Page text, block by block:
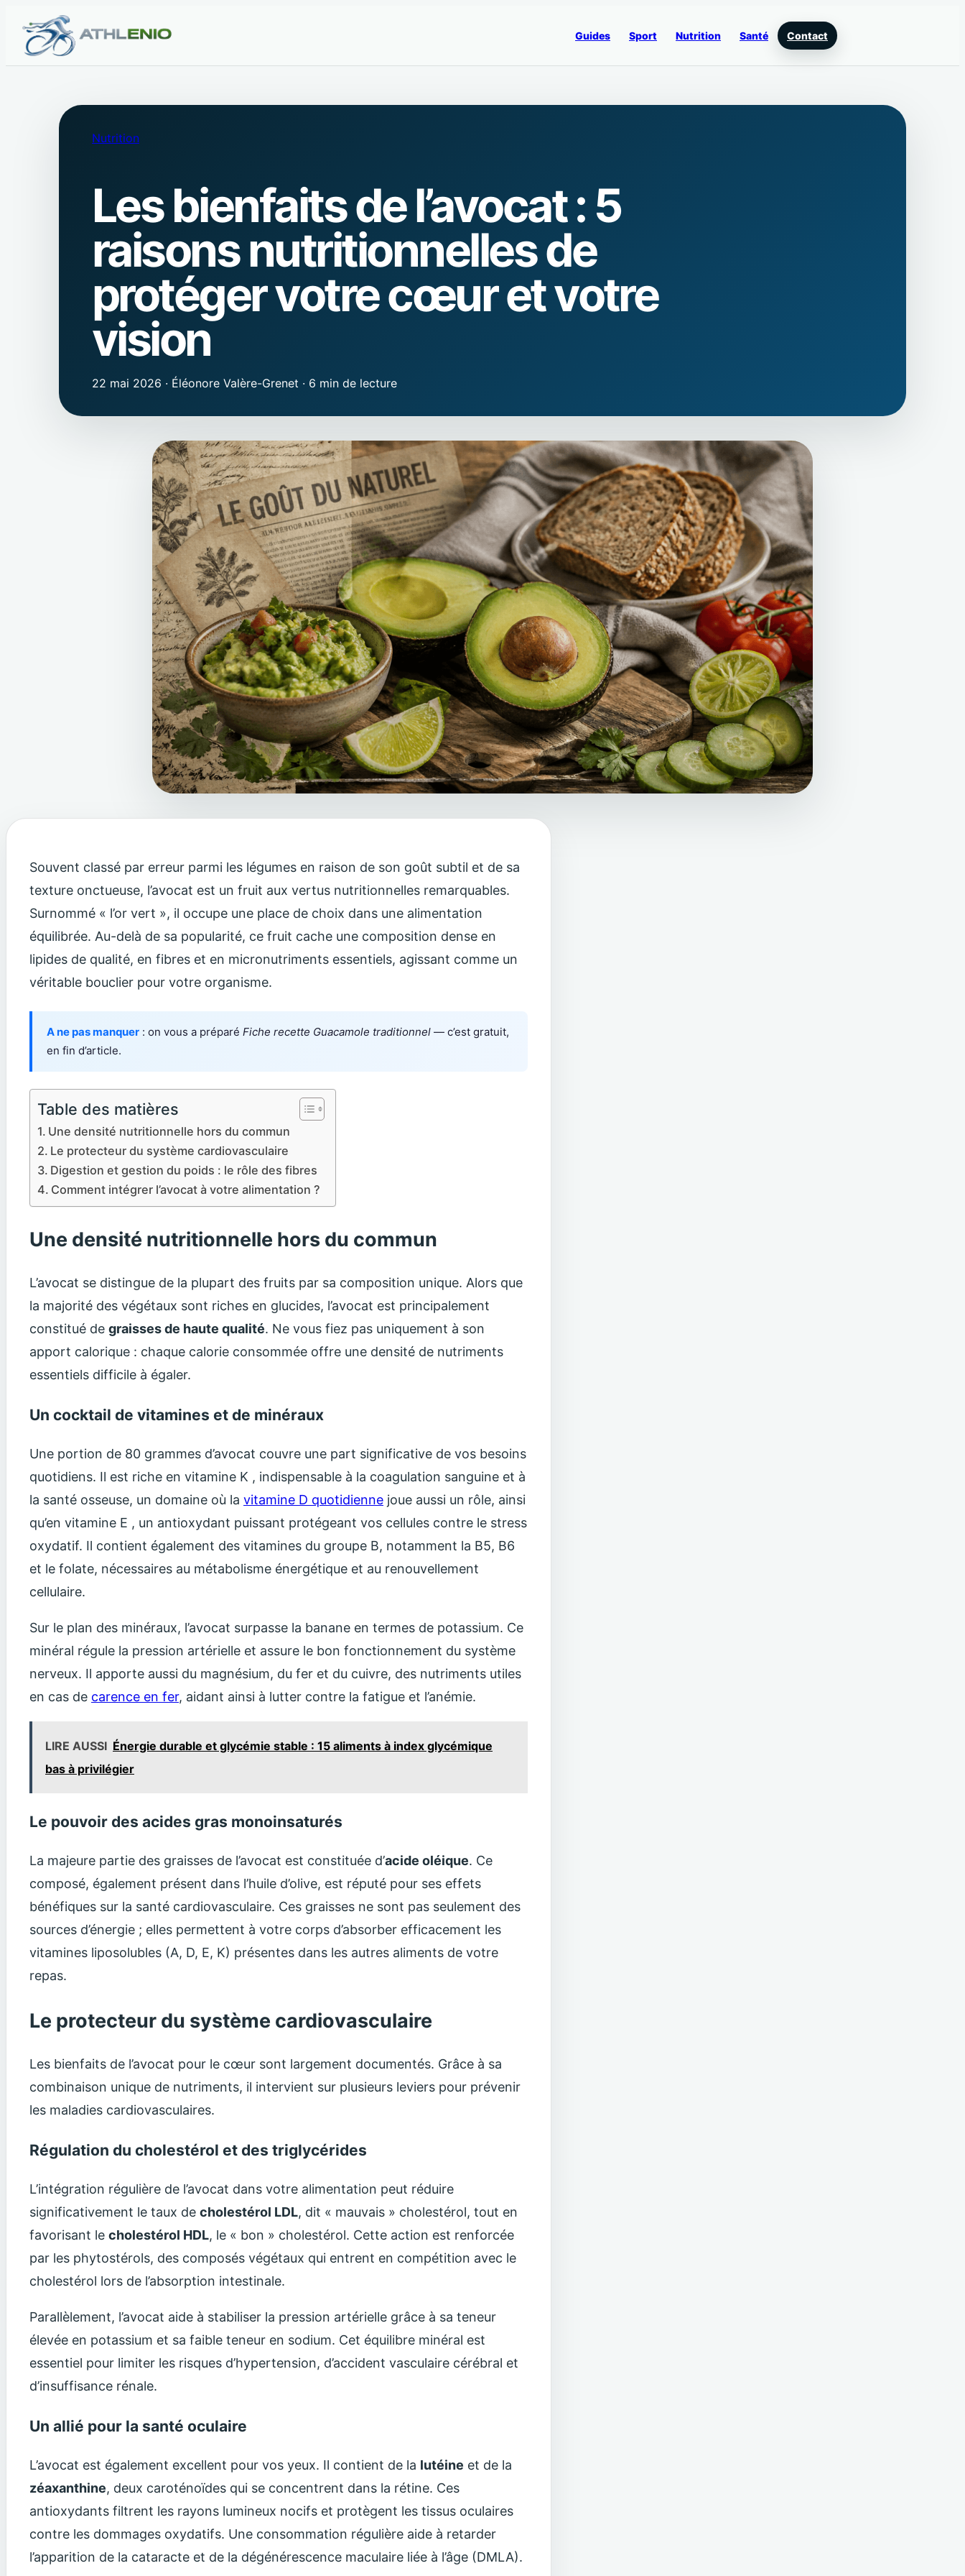
Guides Sport Nutrition Santé Contact
Nutrition
Les bienfaits de l’avocat : 5
raisons nutritionnelles de
protéger votre cœur et votre
vision
22 mai 2026 · Éléonore Valère-Grenet · 6 min de lecture
Souvent classé par erreur parmi les légumes en raison de son goût subtil et de sa
texture onctueuse, l’avocat est un fruit aux vertus nutritionnelles remarquables.
Surnommé « l’or vert », il occupe une place de choix dans une alimentation
équilibrée. Au-delà de sa popularité, ce fruit cache une composition dense en
lipides de qualité, en fibres et en micronutriments essentiels, agissant comme un
véritable bouclier pour votre organisme.
A ne pas manquer : on vous a préparé Fiche recette Guacamole traditionnel — c’est gratuit,
en fin d’article.
Table des matières
Une densité nutritionnelle hors du commun
Le protecteur du système cardiovasculaire
Digestion et gestion du poids : le rôle des fibres
Comment intégrer l’avocat à votre alimentation ?
Une densité nutritionnelle hors du commun
L’avocat se distingue de la plupart des fruits par sa composition unique. Alors que
la majorité des végétaux sont riches en glucides, l’avocat est principalement
constitué de graisses de haute qualité. Ne vous fiez pas uniquement à son
apport calorique : chaque calorie consommée offre une densité de nutriments
essentiels difficile à égaler.
Un cocktail de vitamines et de minéraux
Une portion de 80 grammes d’avocat couvre une part significative de vos besoins
quotidiens. Il est riche en vitamine K , indispensable à la coagulation sanguine et à
la santé osseuse, un domaine où la vitamine D quotidienne joue aussi un rôle, ainsi
qu’en vitamine E , un antioxydant puissant protégeant vos cellules contre le stress
oxydatif. Il contient également des vitamines du groupe B, notamment la B5, B6
et le folate, nécessaires au métabolisme énergétique et au renouvellement
cellulaire.
Sur le plan des minéraux, l’avocat surpasse la banane en termes de potassium. Ce
minéral régule la pression artérielle et assure le bon fonctionnement du système
nerveux. Il apporte aussi du magnésium, du fer et du cuivre, des nutriments utiles
en cas de carence en fer, aidant ainsi à lutter contre la fatigue et l’anémie.
LIRE AUSSI Énergie durable et glycémie stable : 15 aliments à index glycémique
bas à privilégier
Le pouvoir des acides gras monoinsaturés
La majeure partie des graisses de l’avocat est constituée d’acide oléique. Ce
composé, également présent dans l’huile d’olive, est réputé pour ses effets
bénéfiques sur la santé cardiovasculaire. Ces graisses ne sont pas seulement des
sources d’énergie ; elles permettent à votre corps d’absorber efficacement les
vitamines liposolubles (A, D, E, K) présentes dans les autres aliments de votre
repas.
Le protecteur du système cardiovasculaire
Les bienfaits de l’avocat pour le cœur sont largement documentés. Grâce à sa
combinaison unique de nutriments, il intervient sur plusieurs leviers pour prévenir
les maladies cardiovasculaires.
Régulation du cholestérol et des triglycérides
L’intégration régulière de l’avocat dans votre alimentation peut réduire
significativement le taux de cholestérol LDL, dit « mauvais » cholestérol, tout en
favorisant le cholestérol HDL, le « bon » cholestérol. Cette action est renforcée
par les phytostérols, des composés végétaux qui entrent en compétition avec le
cholestérol lors de l’absorption intestinale.
Parallèlement, l’avocat aide à stabiliser la pression artérielle grâce à sa teneur
élevée en potassium et sa faible teneur en sodium. Cet équilibre minéral est
essentiel pour limiter les risques d’hypertension, d’accident vasculaire cérébral et
d’insuffisance rénale.
Un allié pour la santé oculaire
L’avocat est également excellent pour vos yeux. Il contient de la lutéine et de la
zéaxanthine, deux caroténoïdes qui se concentrent dans la rétine. Ces
antioxydants filtrent les rayons lumineux nocifs et protègent les tissus oculaires
contre les dommages oxydatifs. Une consommation régulière aide à retarder
l’apparition de la cataracte et de la dégénérescence maculaire liée à l’âge (DMLA).